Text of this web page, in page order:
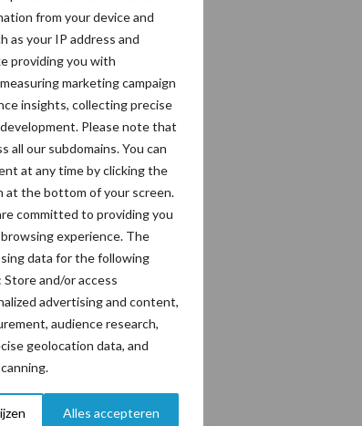
from your device and
as your IP address and
providing you with
marketing campaign
insights, collecting precise
Please note that
all our subdomains. You can
at any time by clicking the
at the bottom of your screen.
committed to providing you
experience. The
data for the following
and/or access
advertising and content,
audience research,
geolocation data, and
Alles accepteren
toename van
en miljoen
predators, in
De verwilderde en
dit beeld.
huiskat dit natuurlijk
brokjes met
en weidevogels in
en daarmee
Alleen de successen